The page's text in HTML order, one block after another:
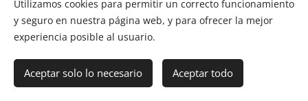
nacidoAlbacete Balompiéen el final de la contienda
nacional.
Educación y Descanso
Utilizamos cookies para permitir un correcto funcionamiento
y seguro en nuestra página web, y para ofrecer la mejor
experiencia posible al usuario.
Aceptar solo lo necesario Aceptar todo